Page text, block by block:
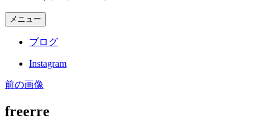
メニュー
ブログ
Instagram
前の画像
freerre